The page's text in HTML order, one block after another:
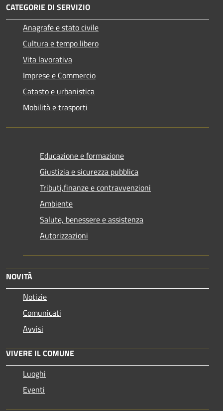
CATEGORIE DI SERVIZIO
Anagrafe e stato civile
Cultura e tempo libero
Vita lavorativa
Imprese e Commercio
Catasto e urbanistica
Mobilità e trasporti
Educazione e formazione
Giustizia e sicurezza pubblica
Tributi,finanze e contravvenzioni
Ambiente
Salute, benessere e assistenza
Autorizzazioni
NOVITÀ
Notizie
Comunicati
Avvisi
VIVERE IL COMUNE
Luoghi
Eventi